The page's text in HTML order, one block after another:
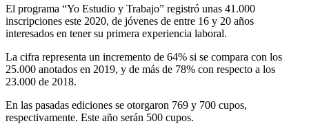
El programa “Yo Estudio y Trabajo” registró unas 41.000
inscripciones este 2020, de jóvenes de entre 16 y 20 años
interesados en tener su primera experiencia laboral.
La cifra representa un incremento de 64% si se compara con los
25.000 anotados en 2019, y de más de 78% con respecto a los
23.000 de 2018.
En las pasadas ediciones se otorgaron 769 y 700 cupos,
respectivamente. Este año serán 500 cupos.